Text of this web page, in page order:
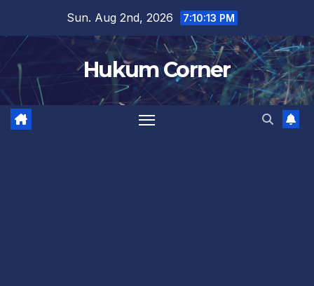
content
Sun. Aug 2nd, 2026 7:10:14 PM
Hukum Corner